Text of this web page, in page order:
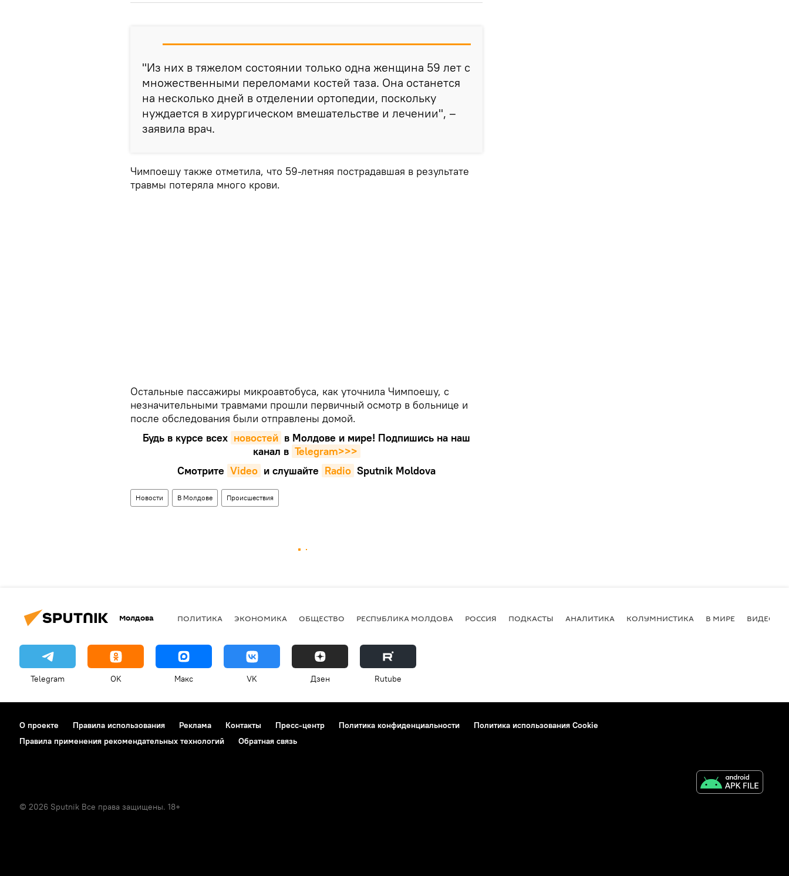
"Из них в тяжелом состоянии только одна женщина 59 лет с
множественными переломами костей таза. Она останется
на несколько дней в отделении ортопедии, поскольку
нуждается в хирургическом вмешательстве и лечении", –
заявила врач.
Чимпоешу также отметила, что 59-летняя пострадавшая в результате
травмы потеряла много крови.
Остальные пассажиры микроавтобуса, как уточнила Чимпоешу, с
незначительными травмами прошли первичный осмотр в больнице и
после обследования были отправлены домой.
Будь в курсе всех новостей в Молдове и мире! Подпишись на наш
канал в Telegram>>>
Смотрите Video и слушайте Radio Sputnik Moldova
Новости В Молдове Происшествия
Молдова ПОЛИТИКА ЭКОНОМИКА ОБЩЕСТВО РЕСПУБЛИКА МОЛДОВА РОССИЯ ПОДКАСТЫ АНАЛИТИКА КОЛУМНИСТИКА В МИРЕ ВИДЕО
Telegram OK Макс VK Дзен Rutube
О проекте Правила использования Реклама Контакты Пресс-центр Политика конфиденциальности
Политика использования Cookie
Правила применения рекомендательных технологий
Обратная связь
© 2026 Sputnik Все права защищены. 18+